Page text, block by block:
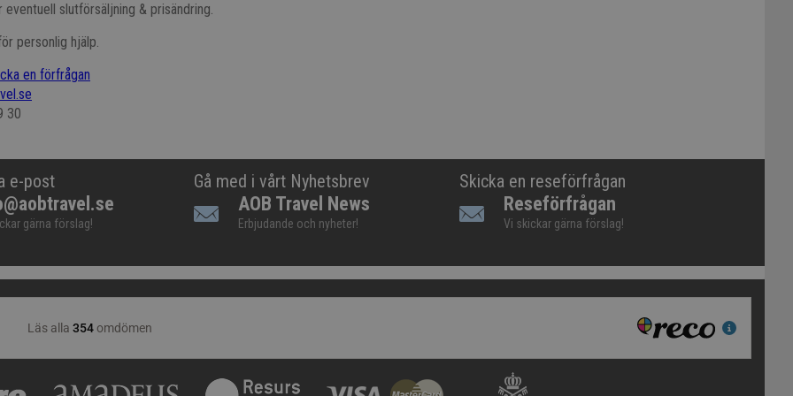
slutförsäljning & prisändring.
personlig hjälp.
en förfrågan
30
e-post
gärna förslag!
Gå med i vårt Nyhetsbrev
AOB Travel News
Erbjudande och nyheter!
Skicka en reseförfrågan
Reseförfrågan
Vi skickar gärna förslag!